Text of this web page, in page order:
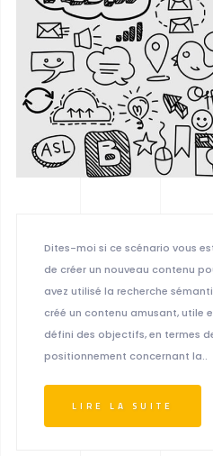
Dites-moi si ce scénario vous
de créer un nouveau contenu
avez utilisé la recherche
créé un contenu amusant, utile
défini des objectifs, en termes
positionnement concernant la..
LIRE LA SUITE